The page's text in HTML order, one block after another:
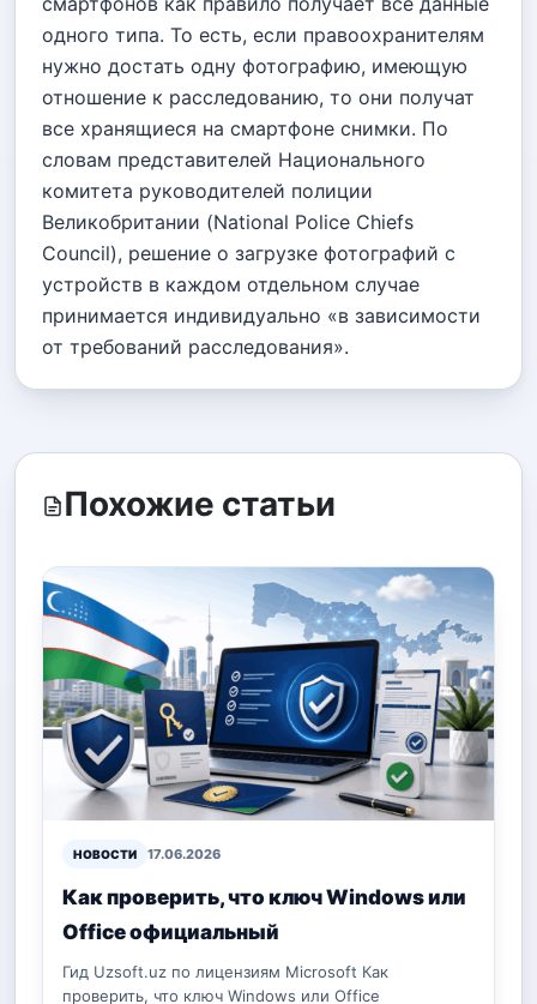
одного типа. То есть, если правоохранителям
нужно достать одну фотографию, имеющую
отношение к расследованию, то они получат
все хранящиеся на смартфоне снимки. По
словам представителей Национального
комитета руководителей полиции
Великобритании (National Police Chiefs
Council), решение о загрузке фотографий с
устройств в каждом отдельном случае
принимается индивидуально «в зависимости
от требований расследования».
Похожие статьи
НОВОСТИ 17.06.2026
Как проверить, что ключ Windows или
Office официальный
Гид Uzsoft.uz по лицензиям Microsoft Как
проверить, что ключ Windows или Office